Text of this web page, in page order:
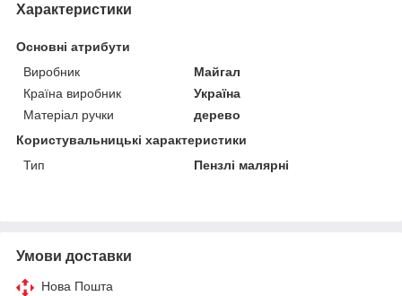
Характеристики
Основні атрибути
Виробник
Майгал
Країна виробник
Україна
Матеріал ручки
дерево
Користувальницькі характеристики
Тип
Пензлі малярні
Умови доставки
Нова Пошта